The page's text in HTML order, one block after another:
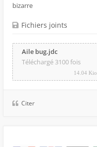
bizarre
Fichiers joints
Aile bug.jdc
Téléchargé 3100 fois
14.04 Kio
Citer